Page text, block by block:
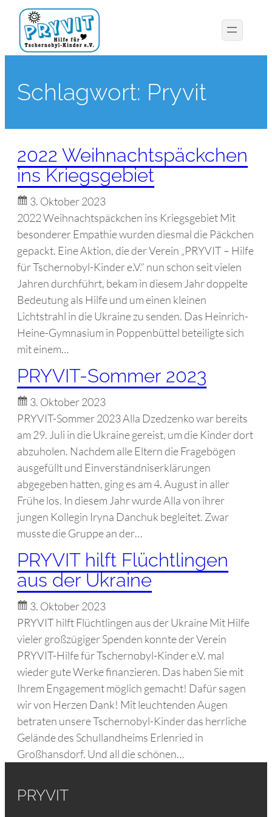
Schlagwort: Pryvit
2022 Weihnachtspäckchen
ins Kriegsgebiet
3. Oktober 2023
2022 Weihnachtspäckchen ins Kriegsgebiet Mit
besonderer Empathie wurden diesmal die Päckchen
gepackt. Eine Aktion, die der Verein „PRYVIT – Hilfe
für Tschernobyl-Kinder e.V.“ nun schon seit vielen
Jahren durchführt, bekam in diesem Jahr doppelte
Bedeutung als Hilfe und um einen kleinen
Lichtstrahl in die Ukraine zu senden. Das Heinrich-
Heine-Gymnasium in Poppenbüttel beteiligte sich
mit einem…
PRYVIT-Sommer 2023
3. Oktober 2023
PRYVIT-Sommer 2023 Alla Dzedzenko war bereits
am 29. Juli in die Ukraine gereist, um die Kinder dort
abzuholen. Nachdem alle Eltern die Fragebögen
ausgefüllt und Einverständniserklärungen
abgegeben hatten, ging es am 4. August in aller
Frühe los. In diesem Jahr wurde Alla von ihrer
jungen Kollegin Iryna Danchuk begleitet. Zwar
musste die Gruppe an der…
PRYVIT hilft Flüchtlingen
aus der Ukraine
3. Oktober 2023
PRYVIT hilft Flüchtlingen aus der Ukraine Mit Hilfe
vieler großzügiger Spenden konnte der Verein
PRYVIT-Hilfe für Tschernobyl-Kinder e.V. mal
wieder gute Werke finanzieren. Das haben Sie mit
Ihrem Engagement möglich gemacht! Dafür sagen
wir von Herzen Dank! Mit leuchtenden Augen
betraten unsere Tschernobyl-Kinder das herrliche
Gelände des Schullandheims Erlenried in
Großhansdorf. Und all die schönen…
PRYVIT